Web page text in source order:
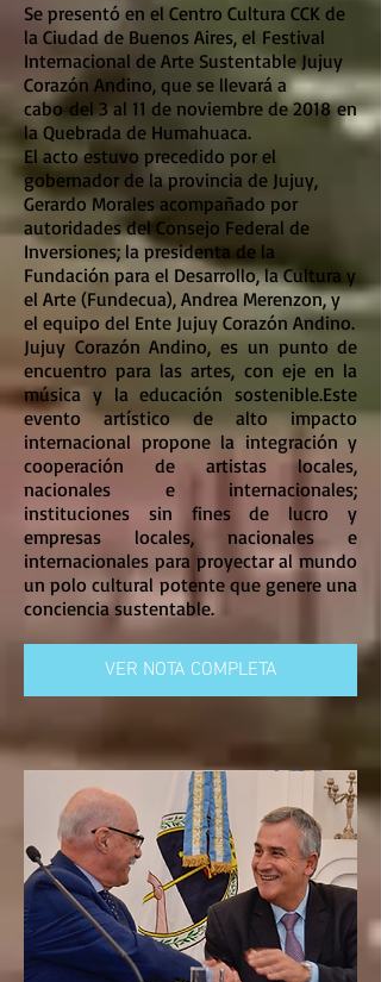
Se presentó en el Centro Cultura CCK de
la Ciudad de Buenos Aires, el Festival
Internacional de Arte Sustentable Jujuy
Corazón Andino, que se llevará a
cabo del 3 al 11 de noviembre de 2018 en
la Quebrada de Humahuaca.
El acto estuvo precedido por el
gobernador de la provincia de Jujuy,
Gerardo Morales acompañado por
autoridades del Consejo Federal de
Inversiones; la presidenta de la
Fundación para el Desarrollo, la Cultura y
el Arte (Fundecua), Andrea Merenzon, y
el equipo del Ente Jujuy Corazón Andino.
Jujuy Corazón Andino, es un punto de
encuentro para las artes, con eje en la
música y la educación sostenible.Este
evento artístico de alto impacto
internacional propone la integración y
cooperación de artistas locales,
nacionales e internacionales;
instituciones sin fines de lucro y
empresas locales, nacionales e
internacionales para proyectar al mundo
un polo cultural potente que genere una
conciencia sustentable.
VER NOTA COMPLETA